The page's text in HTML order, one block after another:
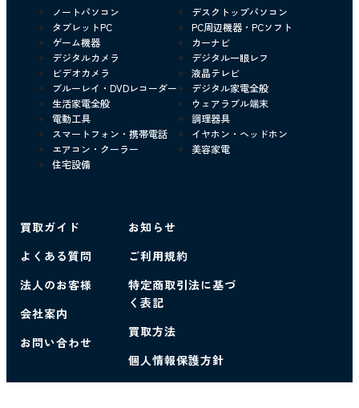
ノートパソコン
デスクトップパソコン
タブレットPC
PC周辺機器・PCソフト
ゲーム機器
カーナビ
デジタルカメラ
デジタル一眼レフ
ビデオカメラ
液晶テレビ
ブルーレイ・DVDレコーダー
デジタル家電全般
生活家電全般
ウェアラブル端末
電動工具
調理器具
スマートフォン・携帯電話
イヤホン・ヘッドホン
エアコン・クーラー
美容家電
住宅設備
買取ガイド
よくある質問
法人のお客様
会社案内
お問い合わせ
お知らせ
ご利用規約
特定商取引法に基づ
く表記
買取方法
個人情報保護方針